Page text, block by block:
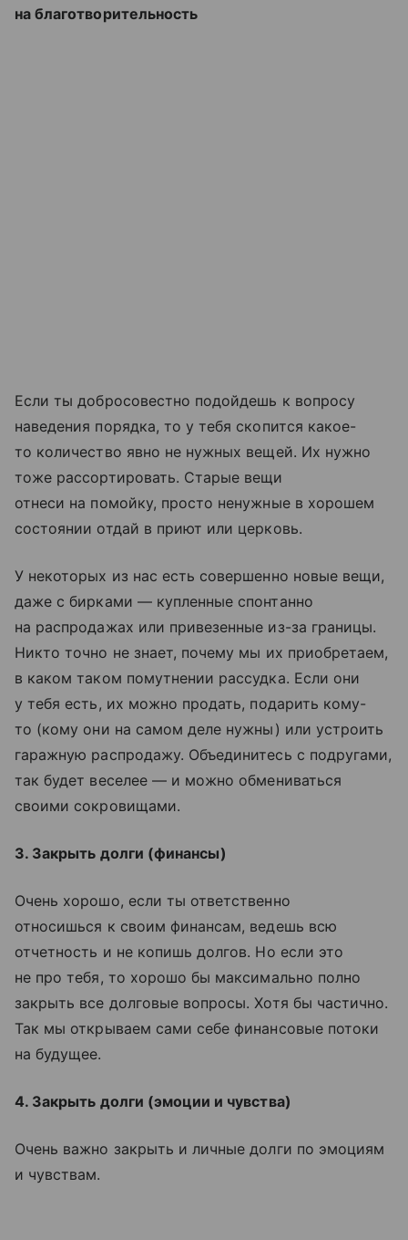
на благотворительность
Если ты добросовестно подойдешь к вопросу
наведения порядка, то у тебя скопится какое-
то количество явно не нужных вещей. Их нужно
тоже рассортировать. Старые вещи
отнеси на помойку, просто ненужные в хорошем
состоянии отдай в приют или церковь.
У некоторых из нас есть совершенно новые вещи,
даже с бирками — купленные спонтанно
на распродажах или привезенные из-за границы.
Никто точно не знает, почему мы их приобретаем,
в каком таком помутнении рассудка. Если они
у тебя есть, их можно продать, подарить кому-
то (кому они на самом деле нужны) или устроить
гаражную распродажу. Объединитесь с подругами,
так будет веселее — и можно обмениваться
своими сокровищами.
3. Закрыть долги (финансы)
Очень хорошо, если ты ответственно
относишься к своим финансам, ведешь всю
отчетность и не копишь долгов. Но если это
не про тебя, то хорошо бы максимально полно
закрыть все долговые вопросы. Хотя бы частично.
Так мы открываем сами себе финансовые потоки
на будущее.
4. Закрыть долги (эмоции и чувства)
Очень важно закрыть и личные долги по эмоциям
и чувствам.